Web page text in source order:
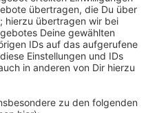
Ihre